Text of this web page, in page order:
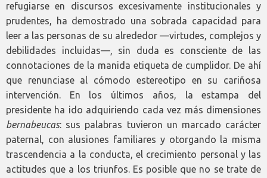
refugiarse en discursos excesivamente institucionales y
prudentes, ha demostrado una sobrada capacidad para
leer a las personas de su alrededor —virtudes, complejos y
debilidades incluidas—, sin duda es consciente de las
connotaciones de la manida etiqueta de cumplidor. De ahí
que renunciase al cómodo estereotipo en su cariñosa
intervención. En los últimos años, la estampa del
presidente ha ido adquiriendo cada vez más dimensiones
bernabeucas: sus palabras tuvieron un marcado carácter
paternal, con alusiones familiares y otorgando la misma
trascendencia a la conducta, el crecimiento personal y las
actitudes que a los triunfos. Es posible que no se trate de